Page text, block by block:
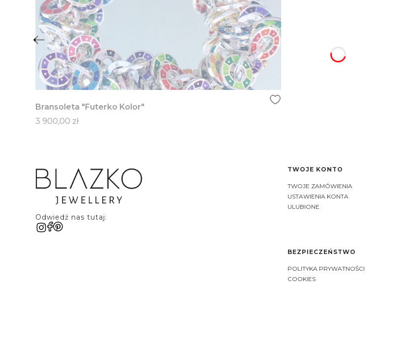
Bransoleta "Futerko Kolor"
Cena
3 900,00 zł
Odwiedź nas tutaj:
Linki w stopce
TWOJE KONTO
TWOJE ZAMÓWIENIA
USTAWIENIA KONTA
ULUBIONE
BEZPIECZEŃSTWO
POLITYKA PRYWATNOŚCI
COOKIES